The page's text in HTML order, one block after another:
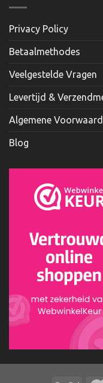
Privacy Policy
Betaalmethodes
Veelgestelde Vragen
Levertijd &
Algemene
Blog